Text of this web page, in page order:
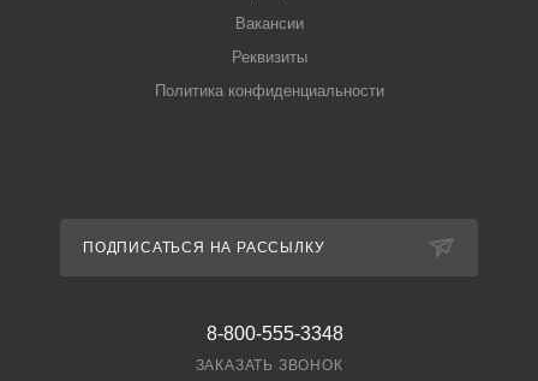
Вакансии
Реквизиты
Политика конфиденциальности
ПОДПИСАТЬСЯ НА РАССЫЛКУ
8-800-555-3348
ЗАКАЗАТЬ ЗВОНОК